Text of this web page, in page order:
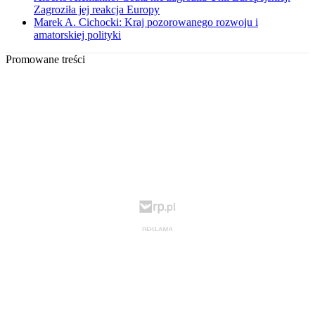
Zagroziła jej reakcja Europy
Marek A. Cichocki: Kraj pozorowanego rozwoju i
amatorskiej polityki
Promowane treści